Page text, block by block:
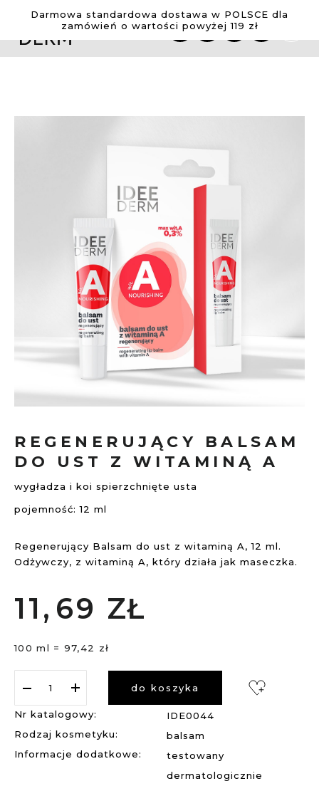
Darmowa standardowa dostawa w POLSCE dla
zamówień o wartości powyżej 119 zł
do
Zestawy Wiedza
O
nas
REGENERUJĄCY BALSAM
DO UST Z WITAMINĄ A
wygładza i koi spierzchnięte usta
pojemność: 12 ml
Regenerujący Balsam do ust z witaminą A, 12 ml.
Odżywczy, z witaminą A, który działa jak maseczka.
11, 69 ZŁ
100 ml = 97,42 zł
do koszyka
Nr katalogowy:
IDE0044
Rodzaj kosmetyku:
balsam
Informacje dodatkowe:
testowany
dermatologicznie
początek
galerii